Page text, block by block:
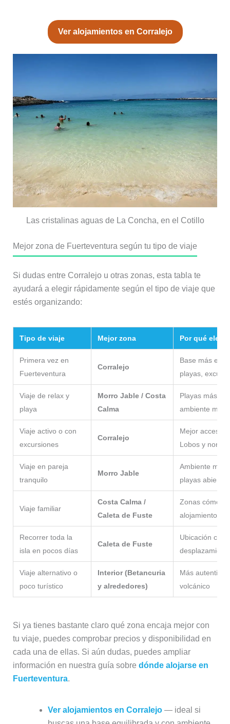
Ver alojamientos en Corralejo
Las cristalinas aguas de La Concha, en el Cotillo
Mejor zona de Fuerteventura según tu tipo de viaje
Si dudas entre Corralejo u otras zonas, esta tabla te
ayudará a elegir rápidamente según el tipo de viaje que
estés organizando:
Tipo de viaje Mejor zona Por qué
Primera vez en
Fuerteventura
Corralejo
Base más
playas,
Viaje de relax y
playa
Morro Jable / Costa
Calma
Playas más
ambiente más
Viaje activo o con
excursiones
Corralejo
Mejor acceso
Lobos y norte
Viaje en pareja
tranquilo
Morro Jable
Ambiente más
playas abiertas
Viaje familiar
Costa Calma /
Caleta de Fuste
Zonas
alojamientos
Recorrer toda la
isla en pocos días
Caleta de Fuste
Ubicación
Viaje alternativo o
poco turístico
Interior (Betancuria
y alrededores)
Más
volcánico
Si ya tienes bastante claro qué zona encaja mejor con
tu viaje, puedes comprobar precios y disponibilidad en
cada una de ellas. Si aún dudas, puedes ampliar
información en nuestra guía sobre dónde alojarse en
Fuerteventura.
Ver alojamientos en Corralejo— ideal si